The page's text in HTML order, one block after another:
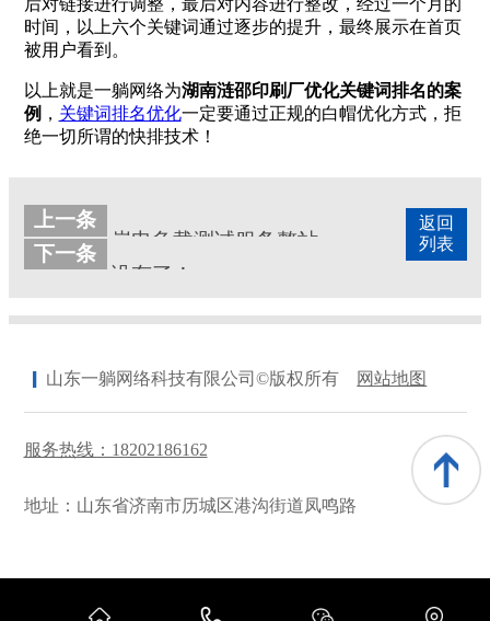
后对链接进行调整，最后对内容进行整改，经过一个月的
时间，以上六个关键词通过逐步的提升，最终展示在首页
被用户看到。
以上就是一躺网络为湖南涟邵印刷厂优化关键词排名的案
例 ， 关键词排名优化一定要通过正规的白帽优化方式，拒
绝一切所谓的快排技术！
返回
列表
上一条
下一条
没有了！
山东一躺网络科技有限公司©版权所有 网站地图
服务热线：18202186162
地址：山东省济南市历城区港沟街道凤鸣路